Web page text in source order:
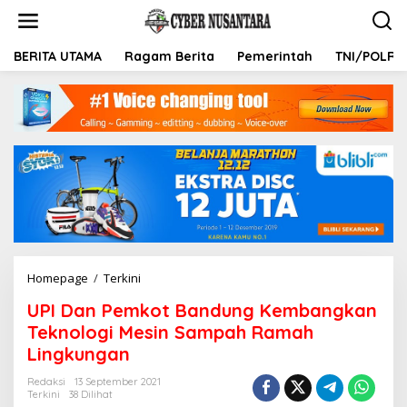
t
BERITA UTAMA Ragam Berita Pemerintah TNI/POLRI
Homepage / Terkini
I
D
a
P
UPI Dan Pemkot Bandung Kembangkan
Teknologi Mesin Sampah Ramah
Lingkungan
Redaksi
13 September 2021
Terkini
38 Dilihat